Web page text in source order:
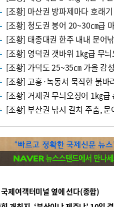
[조황] 마산권 방파제마다 호래
[조황] 청도권 붕어 20~30㎝급
[조황] 태종대권 한주 내내 문어
[조황] 영덕권 갯바위 1㎏급 무늬
[조황] 가덕도 25~35㎝ 가을 감
[조황] 고흥·녹동서 묵직한 붉바
[조황] 거제권 무늬오징어 1㎏급
[조황] 부산권 낚시 갈치 주춤, 문
제여객터미널 옆에 선다(종합)